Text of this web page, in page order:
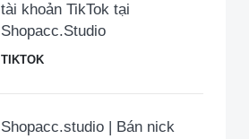
tài khoản TikTok tại
Shopacc.Studio
TIKTOK
Shopacc.studio | Bán nick